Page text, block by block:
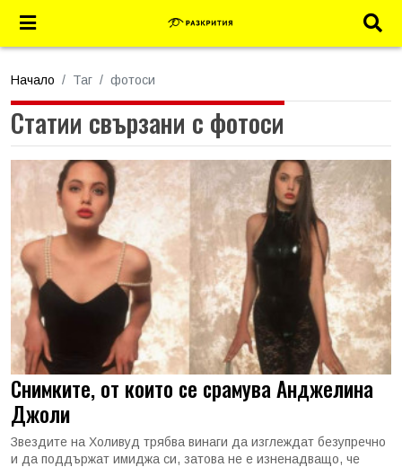
Начало Таг фотоси
Статии свързани с фотоси
Снимките, от които се срамува Анджелина
Джоли
Звездите на Холивуд трябва винаги да изглеждат безупречно
и да поддържат имиджа си, затова не е изненадващо, че